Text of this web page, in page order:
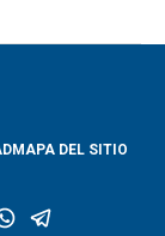
MAPA DEL SITIO
w